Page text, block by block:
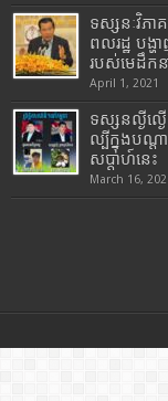
ទស្សនៈវិភា
ពលរដ្ឋ បង្
របស់មេដឹកន
April 1, 2021
ទស្សនល្ងីល្
ល្បីក្នុងបណ្ត
សប្តាហ៍នេះ
March 16,